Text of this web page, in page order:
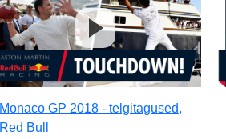
Monaco GP 2018 - telgitagused,
Red Bull